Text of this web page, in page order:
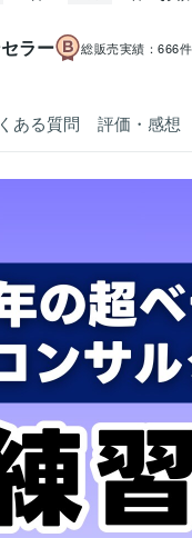
ラー 総販売実績：666件
ある質問 評価・感想